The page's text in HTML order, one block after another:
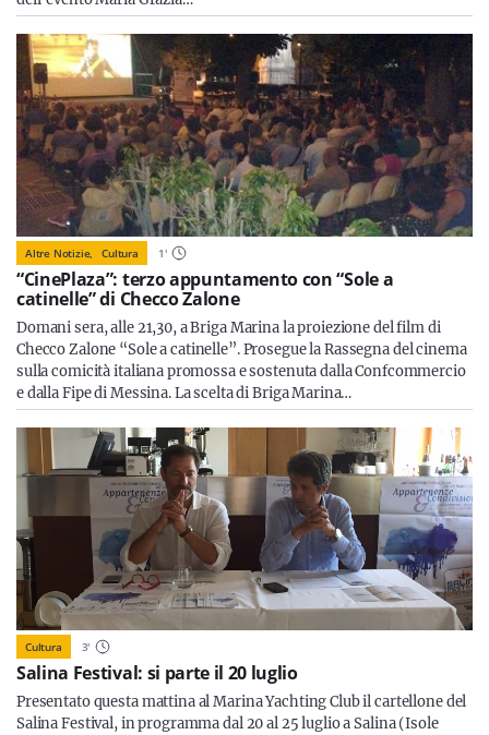
Altre Notizie, Cultura 1'
“CinePlaza”: terzo appuntamento con “Sole a
catinelle” di Checco Zalone
Domani sera, alle 21,30, a Briga Marina la proiezione del film di
Checco Zalone “Sole a catinelle”. Prosegue la Rassegna del cinema
sulla comicità italiana promossa e sostenuta dalla Confcommercio
e dalla Fipe di Messina. La scelta di Briga Marina…
Cultura 3'
Salina Festival: si parte il 20 luglio
Presentato questa mattina al Marina Yachting Club il cartellone del
Salina Festival, in programma dal 20 al 25 luglio a Salina (Isole